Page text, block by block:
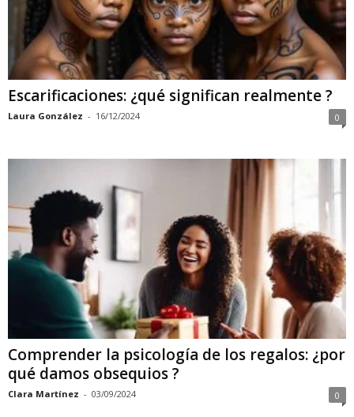
Escarificaciones: ¿qué significan realmente ?
Laura González - 16/12/2024 0
Comprender la psicología de los regalos: ¿por
qué damos obsequios ?
Clara Martínez - 03/09/2024 0